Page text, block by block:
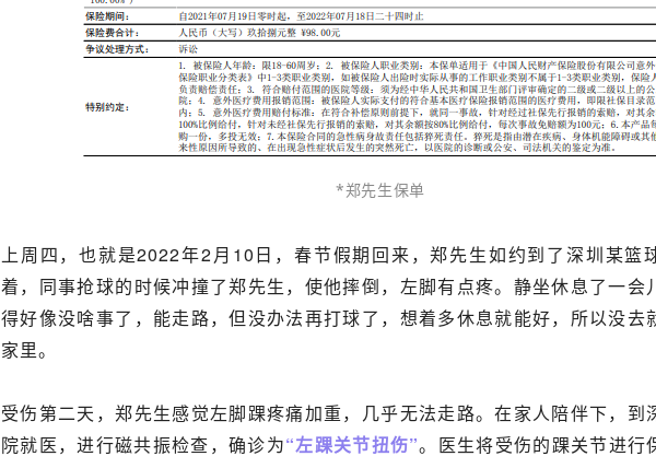
*郑先生保单
上周四，也就是2022年2月10日，春节假期回来，郑先生如约到了深圳某篮
着，同事抢球的时候冲撞了郑先生，使他摔倒，左脚有点疼。静坐休息了一会
得好像没啥事了，能走路，但没办法再打球了，想着多休息就能好，所以没去
家里。
受伤第二天，郑先生感觉左脚踝疼痛加重，几乎无法走路。在家人陪伴下，到
院就医，进行磁共振检查，确诊为“左踝关节扭伤”。医生将受伤的踝关节进行